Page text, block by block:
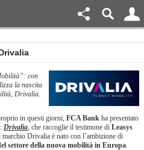
con
la nascita
Drivalia.
in questi giorni, FCA Bank ha presentato
Drivalia, che raccoglie il testimone di Leasys
Drivalia è nato con l’ambizione di
settore della nuova mobilità in Europa.